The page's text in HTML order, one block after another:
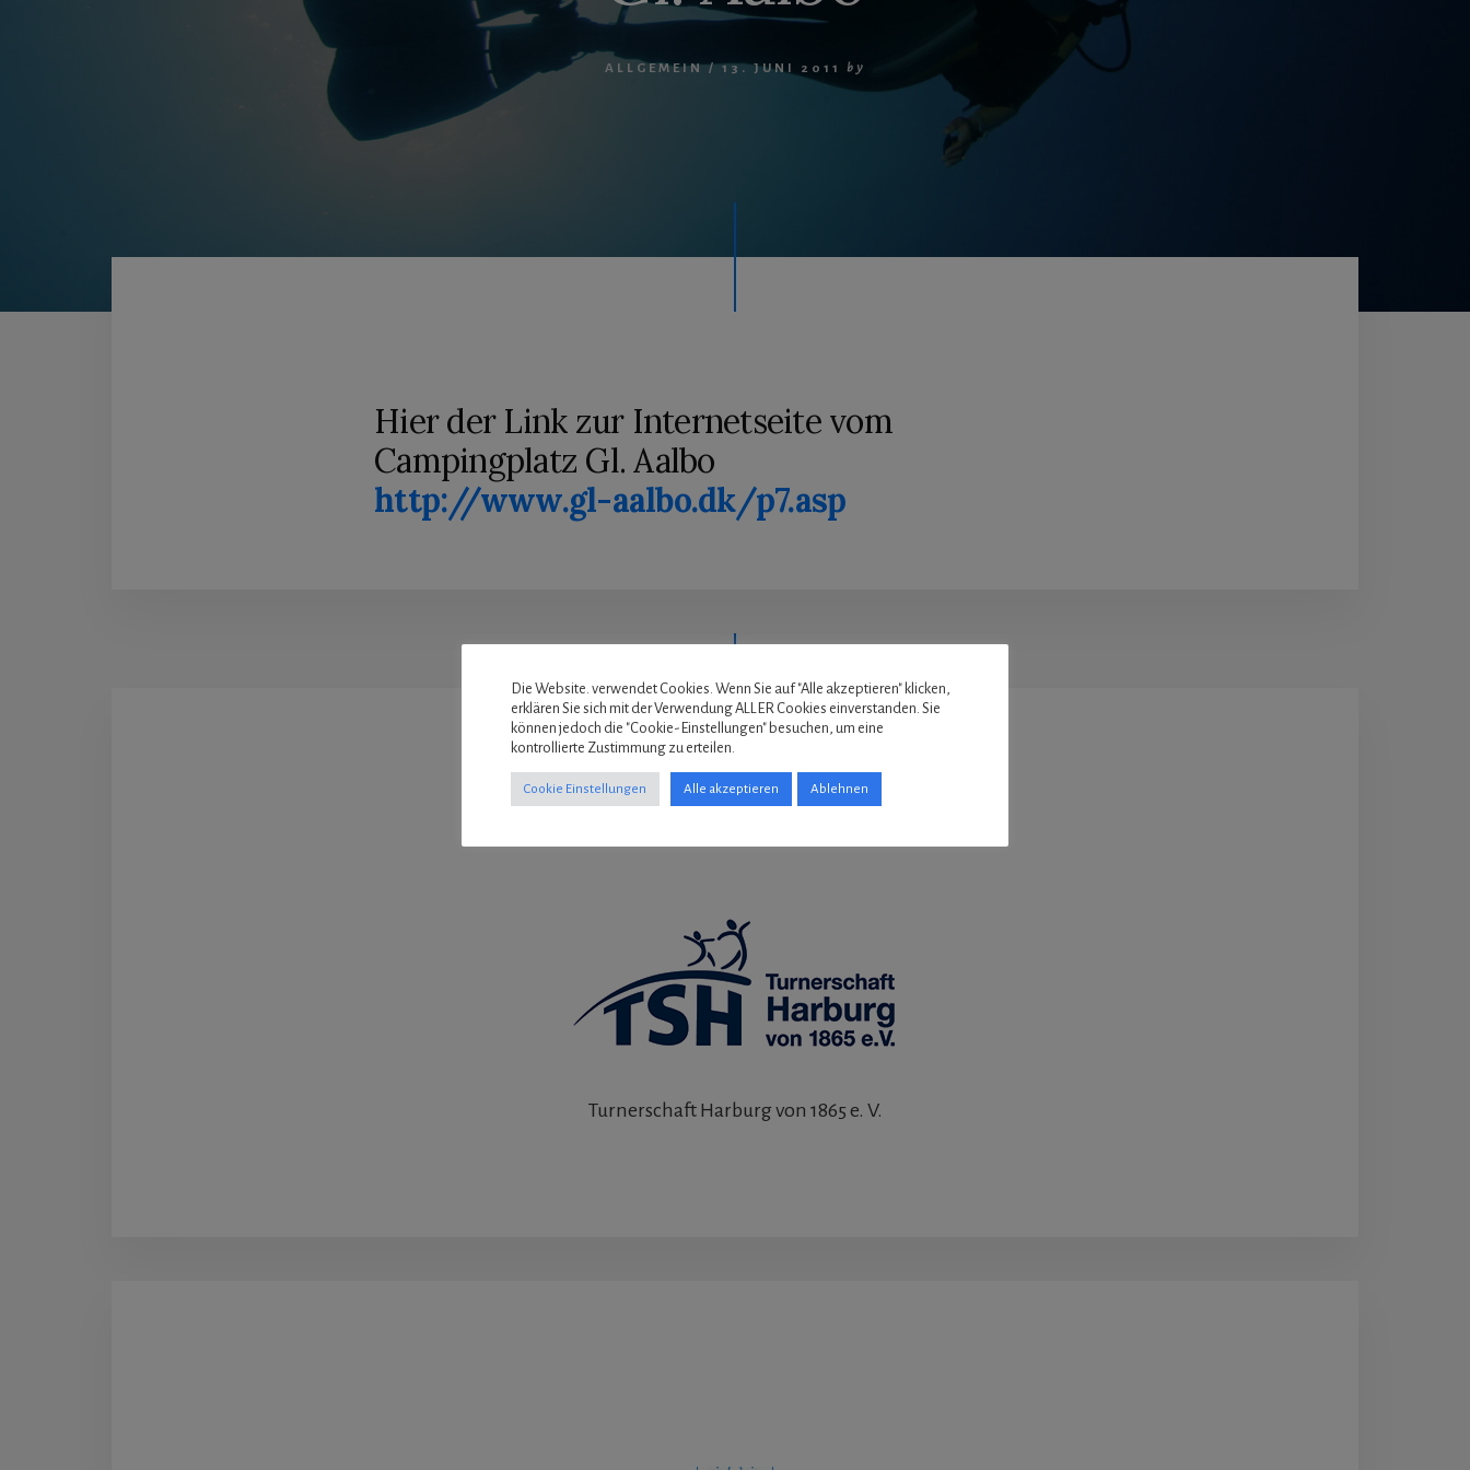
ALLGEMEIN/ 13. JUNI 2011 by
Hier der Link zur Internetseite vom
Campingplatz Gl. Aalbo
http://www.gl-aalbo.dk/p7.asp
Turnerschaft Harburg von 1865 e. V.
Die Website. verwendet Cookies. Wenn Sie auf "Alle akzeptieren" klicken,
erklären Sie sich mit der Verwendung ALLER Cookies einverstanden. Sie
können jedoch die "Cookie-Einstellungen" besuchen, um eine
kontrollierte Zustimmung zu erteilen.
Cookie Einstellungen Alle akzeptieren Ablehnen